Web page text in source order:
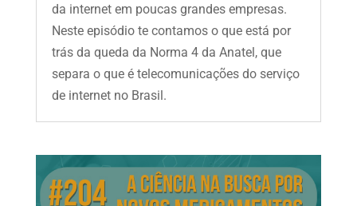
da internet em poucas grandes empresas.
Neste episódio te contamos o que está por
trás da queda da Norma 4 da Anatel, que
separa o que é telecomunicações do serviço
de internet no Brasil.